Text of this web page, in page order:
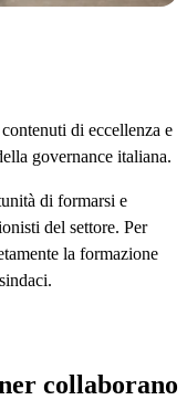
di eccellenza e
governance italiana.
di formarsi e
del settore. Per
la formazione
collaborano